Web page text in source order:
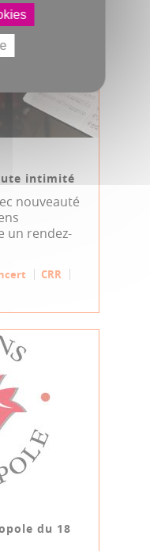
intimité
nouveauté
un rendez-
CRR
du 18